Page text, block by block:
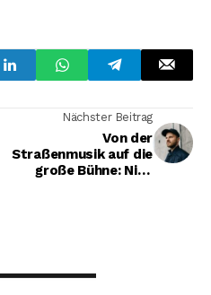
Nächster Beitrag
Von der
Straßenmusik auf die
große Bühne: Nick